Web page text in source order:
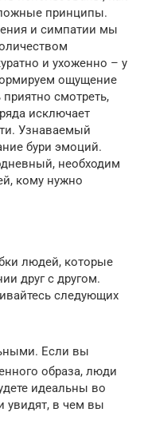
принципы.
и симпатии мы
и ухоженно – у
ощущение
смотреть,
исключает
Узнаваемый
бури эмоций.
необходим
кому нужно
людей, которые
друг с другом.
следующих
Если вы
образа, люди
идеальны во
увидят, в чем вы